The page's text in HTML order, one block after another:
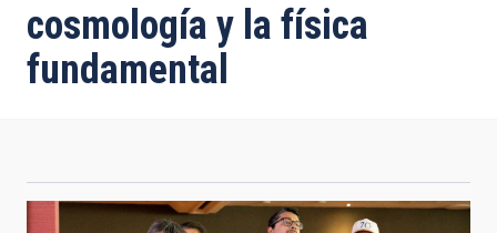
la
navegación
cosmología y la física
fundamental